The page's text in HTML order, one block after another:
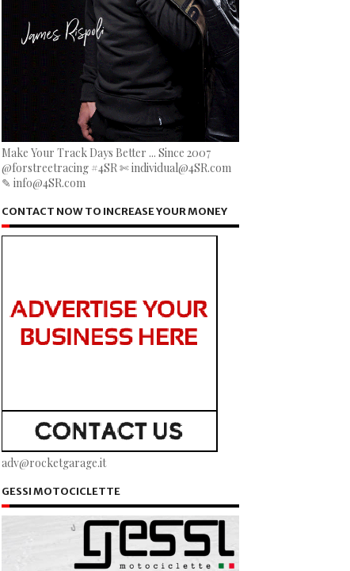
Make Your Track Days Better ... Since 2007
@forstreetracing #4SR ✄ individual@4SR.com
✎ info@4SR.com
CONTACT NOW TO INCREASE YOUR MONEY
adv@rocketgarage.it
GESSI MOTOCICLETTE